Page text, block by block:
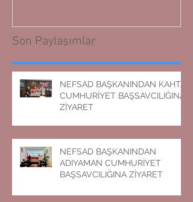
Son Paylaşımlar
NEFSAD BAŞKANINDAN KAHTA
CUMHURİYET BAŞSAVCILIĞINA
ZİYARET
NEFSAD BAŞKANINDAN
ADIYAMAN CUMHURİYET
BAŞSAVCILIĞINA ZİYARET